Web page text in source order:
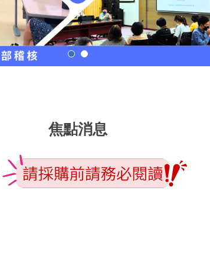
焦點消息